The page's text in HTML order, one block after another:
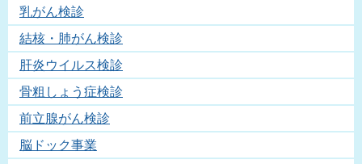
乳がん検診
結核・肺がん検診
肝炎ウイルス検診
骨粗しょう症検診
前立腺がん検診
脳ドック事業